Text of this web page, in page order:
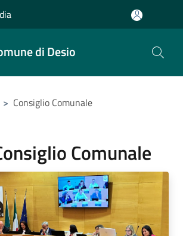
di Desio
> Consiglio Comunale
Comunale